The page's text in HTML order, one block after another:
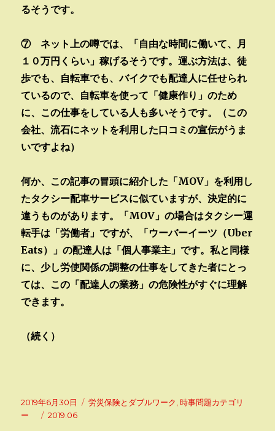
るそうです。
⑦ ネット上の噂では、「自由な時間に働いて、月
１０万円くらい」稼げるそうです。運ぶ方法は、徒
歩でも、自転車でも、バイクでも配達人に任せられ
ているので、自転車を使って「健康作り」のため
に、この仕事をしている人も多いそうです。（この
会社、流石にネットを利用した口コミの宣伝がうま
いですよね）
何か、この記事の冒頭に紹介した「MOV」を利用し
たタクシー配車サービスに似ていますが、決定的に
違うものがあります。「MOV」の場合はタクシー運
転手は「労働者」ですが、「ウーバーイーツ（Uber
Eats）」の配達人は「個人事業主」です。私と同様
に、少し労使関係の調整の仕事をしてきた者にとっ
ては、この「配達人の業務」の危険性がすぐに理解
できます。
（続く）
投
稿
2019年6月30日
カ
労災保険とダブルワーク ,時事問題カテゴリ
ー
タ
2019.06